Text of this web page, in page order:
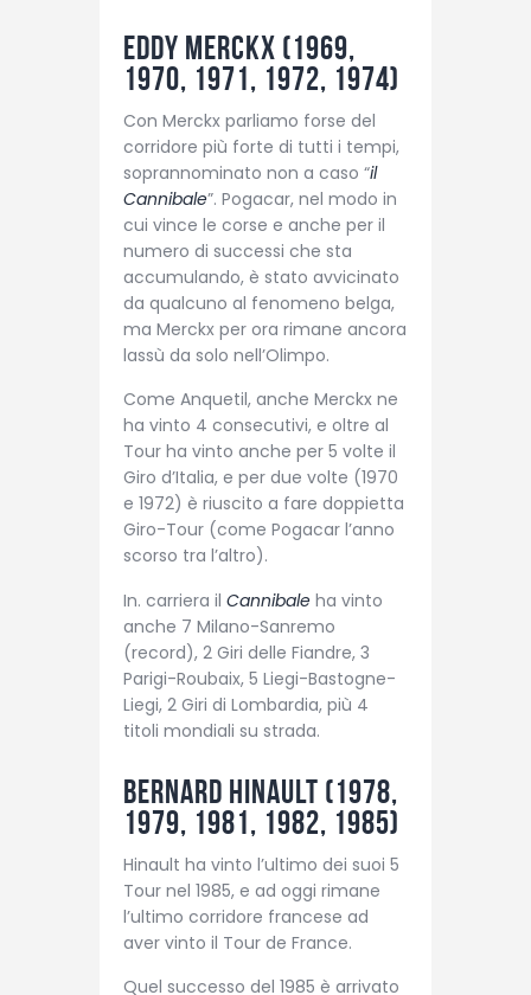
Eddy Merckx (1969,
1970, 1971, 1972, 1974)
Con Merckx parliamo forse del
corridore più forte di tutti i tempi,
soprannominato non a caso “il
Cannibale”. Pogacar, nel modo in
cui vince le corse e anche per il
numero di successi che sta
accumulando, è stato avvicinato
da qualcuno al fenomeno belga,
ma Merckx per ora rimane ancora
lassù da solo nell’Olimpo.
Come Anquetil, anche Merckx ne
ha vinto 4 consecutivi, e oltre al
Tour ha vinto anche per 5 volte il
Giro d’Italia, e per due volte (1970
e 1972) è riuscito a fare doppietta
Giro-Tour (come Pogacar l’anno
scorso tra l’altro).
In. carriera il Cannibale ha vinto
anche 7 Milano-Sanremo
(record), 2 Giri delle Fiandre, 3
Parigi-Roubaix, 5 Liegi-Bastogne-
Liegi, 2 Giri di Lombardia, più 4
titoli mondiali su strada.
Bernard Hinault (1978,
1979, 1981, 1982, 1985)
Hinault ha vinto l’ultimo dei suoi 5
Tour nel 1985, e ad oggi rimane
l’ultimo corridore francese ad
aver vinto il Tour de France.
Quel successo del 1985 è arrivato